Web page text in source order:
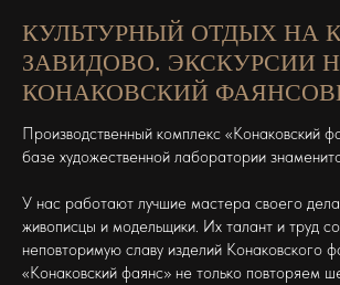
КУЛЬТУРНЫЙ ОТДЫХ НА
ЗАВИДОВО. ЭКСКУРСИИ
КОНАКОВСКИЙ
Производственный комплекс «Конаковский
базе художественной лаборатории
У нас работают лучшие мастера своего
живописцы и модельщики. Их талант и труд
неповторимую славу изделий Конаковского
«Конаковский фаянс» не только повторяем